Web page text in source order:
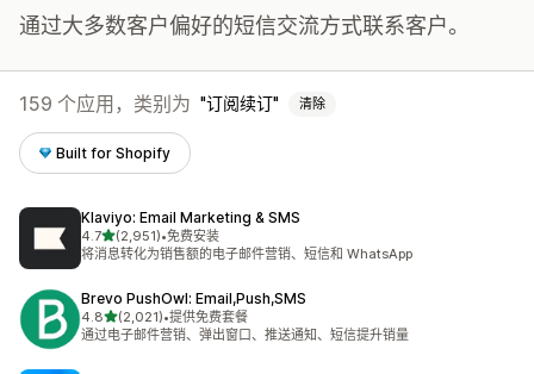
通过大多数客户偏好的短信交流方式联系客户。
159 个应用，类别为 订阅续订 清除
Built for Shopify
Klaviyo: Email Marketing & SMS
4.7星（满分 5 星）
(2,951)
总共 2951 条评论
•免费安装
将消息转化为销售额的电子邮件营销、短信和 WhatsApp
Brevo PushOwl: Email,Push,SMS
4.8星（满分 5 星）
(2,021)
总共 2021 条评论
•提供免费套餐
通过电子邮件营销、弹出窗口、推送通知、短信提升销量